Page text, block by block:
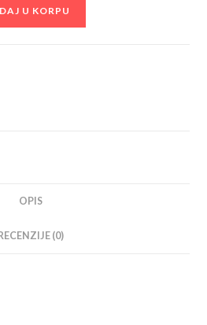
U KORPU
OPIS
RECENZIJE (0)